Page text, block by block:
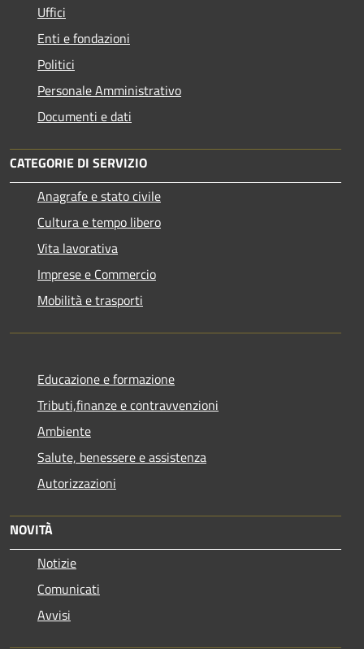
Uffici
Enti e fondazioni
Politici
Personale Amministrativo
Documenti e dati
CATEGORIE DI SERVIZIO
Anagrafe e stato civile
Cultura e tempo libero
Vita lavorativa
Imprese e Commercio
Mobilità e trasporti
Educazione e formazione
Tributi,finanze e contravvenzioni
Ambiente
Salute, benessere e assistenza
Autorizzazioni
NOVITÀ
Notizie
Comunicati
Avvisi